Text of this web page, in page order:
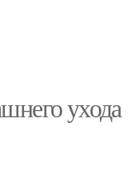
ухода